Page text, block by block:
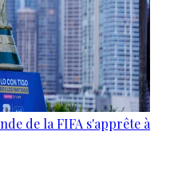
de la FIFA s'apprête à